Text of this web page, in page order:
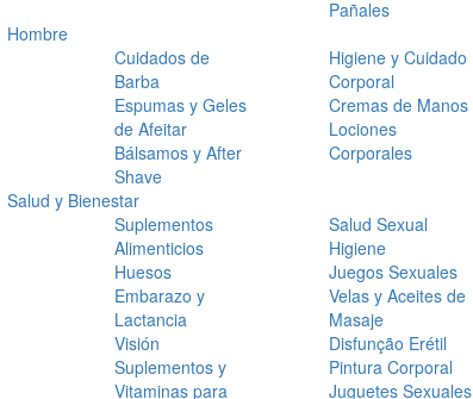
Pañales
Hombre
Cuidados de
Barba
Espumas y Geles
de Afeitar
Bálsamos y After
Shave
Higiene y Cuidado
Corporal
Cremas de Manos
Lociones
Corporales
Salud y Bienestar
Suplementos
Alimenticios
Huesos
Embarazo y
Lactancia
Visión
Suplementos y
Vitaminas para
Salud Sexual
Higiene
Juegos Sexuales
Velas y Aceites de
Masaje
Disfunção Erétil
Pintura Corporal
Juguetes Sexuales